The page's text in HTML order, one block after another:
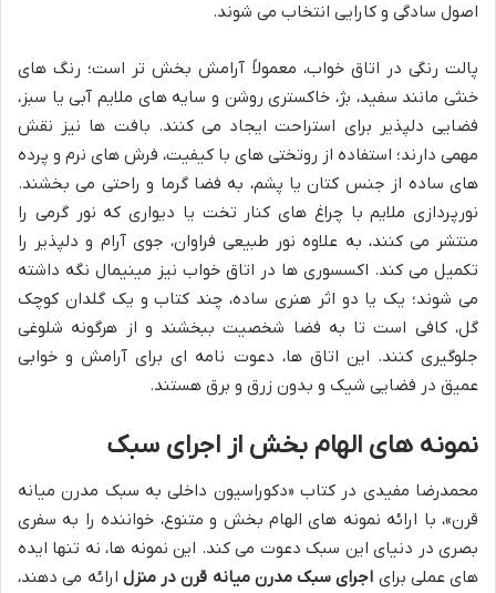
اصول سادگی و کارایی انتخاب می شوند.
پالت رنگی در اتاق خواب، معمولاً آرامش بخش تر است؛ رنگ های
خنثی مانند سفید، بژ، خاکستری روشن و سایه های ملایم آبی یا سبز،
فضایی دلپذیر برای استراحت ایجاد می کنند. بافت ها نیز نقش
مهمی دارند؛ استفاده از روتختی های با کیفیت، فرش های نرم و پرده
های ساده از جنس کتان یا پشم، به فضا گرما و راحتی می بخشند.
نورپردازی ملایم با چراغ های کنار تخت یا دیواری که نور گرمی را
منتشر می کنند، به علاوه نور طبیعی فراوان، جوی آرام و دلپذیر را
تکمیل می کند. اکسسوری ها در اتاق خواب نیز مینیمال نگه داشته
می شوند؛ یک یا دو اثر هنری ساده، چند کتاب و یک گلدان کوچک
گل، کافی است تا به فضا شخصیت ببخشند و از هرگونه شلوغی
جلوگیری کنند. این اتاق ها، دعوت نامه ای برای آرامش و خوابی
عمیق در فضایی شیک و بدون زرق و برق هستند.
نمونه های الهام بخش از اجرای سبک
محمدرضا مفیدی در کتاب «دکوراسیون داخلی به سبک مدرن میانه
قرن»، با ارائه نمونه های الهام بخش و متنوع، خواننده را به سفری
بصری در دنیای این سبک دعوت می کند. این نمونه ها، نه تنها ایده
های عملی برای اجرای سبک مدرن میانه قرن در منزل ارائه می دهند،